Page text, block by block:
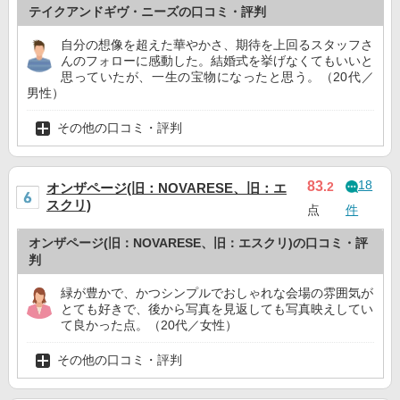
テイクアンドギヴ・ニーズの口コミ・評判
自分の想像を超えた華やかさ、期待を上回るスタッフさ
んのフォローに感動した。結婚式を挙げなくてもいいと
思っていたが、一生の宝物になったと思う。（20代／
男性）
その他の口コミ・評判
オンザページ(旧：NOVARESE、旧：エ
スクリ)
83.2
点
18
件
オンザページ(旧：NOVARESE、旧：エスクリ)の口コミ・評
判
緑が豊かで、かつシンプルでおしゃれな会場の雰囲気が
とても好きで、後から写真を見返しても写真映えしてい
て良かった点。（20代／女性）
その他の口コミ・評判